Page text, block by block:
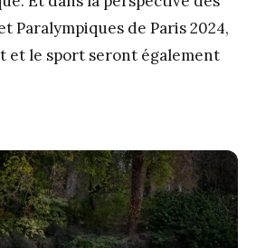
Paralympiques de Paris 2024,
et le sport seront également